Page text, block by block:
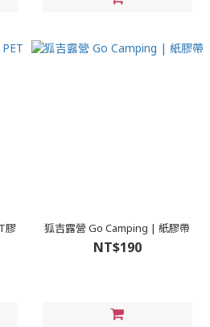
膠
狐吉露營 Go Camping | 紙膠帶
NT$190